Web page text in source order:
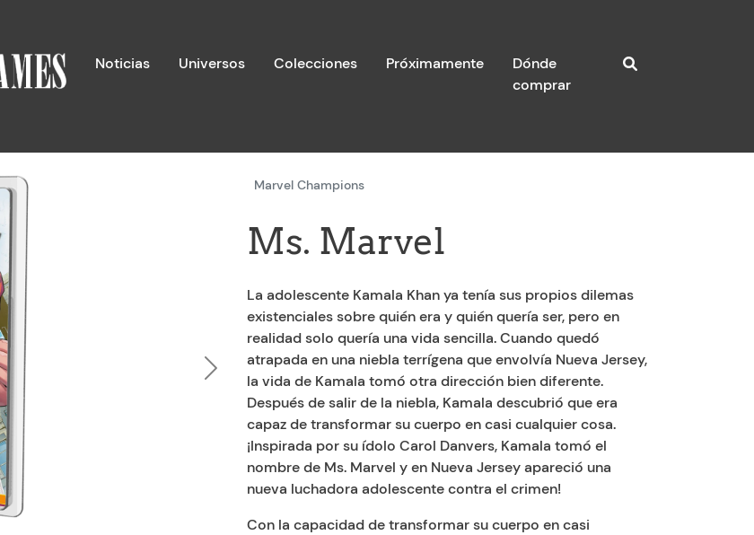
Noticias Universos Colecciones Próximamente
Dónde
comprar
Next
Marvel Champions
Ms. Marvel
La adolescente Kamala Khan ya tenía sus propios dilemas
existenciales sobre quién era y quién quería ser, pero en
realidad solo quería una vida sencilla. Cuando quedó
atrapada en una niebla terrígena que envolvía Nueva Jersey,
la vida de Kamala tomó otra dirección bien diferente.
Después de salir de la niebla, Kamala descubrió que era
capaz de transformar su cuerpo en casi cualquier cosa.
¡Inspirada por su ídolo Carol Danvers, Kamala tomó el
nombre de Ms. Marvel y en Nueva Jersey apareció una
nueva luchadora adolescente contra el crimen!
Con la capacidad de transformar su cuerpo en casi